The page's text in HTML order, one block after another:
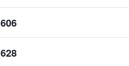
606 ﷼
628 ﷼